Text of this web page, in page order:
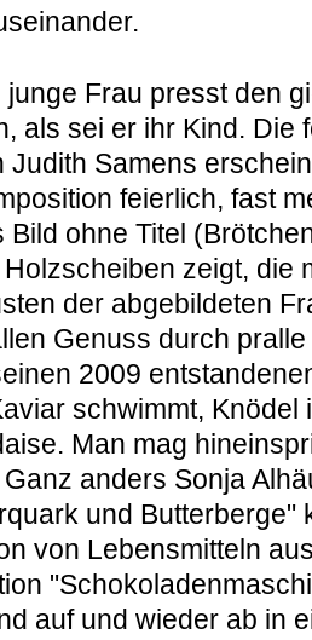
junge Frau presst den
als sei er ihr Kind. Die
Judith Samens
feierlich, fast
Bild ohne Titel
Holzscheiben zeigt, die
der abgebildeten
Genuss durch
2009
schwimmt, Knödel
Man mag
anders Sonja
und Butterberge"
von Lebensmitteln
auf und wieder ab in